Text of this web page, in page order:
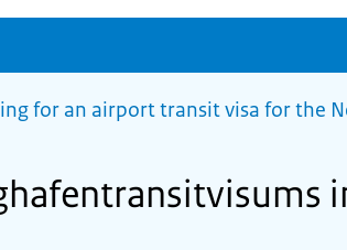
for an airport transit visa for the